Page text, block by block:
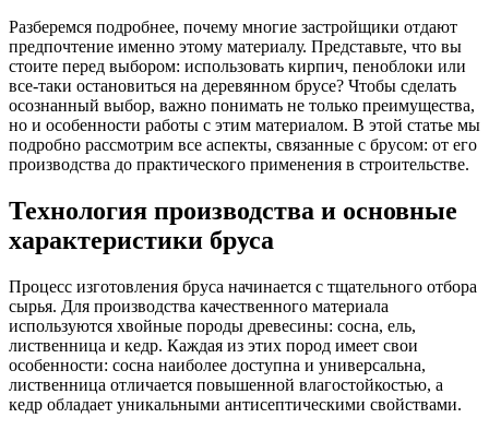
Разберемся подробнее, почему многие застройщики отдают
предпочтение именно этому материалу. Представьте, что вы
стоите перед выбором: использовать кирпич, пеноблоки или
все-таки остановиться на деревянном брусе? Чтобы сделать
осознанный выбор, важно понимать не только преимущества,
но и особенности работы с этим материалом. В этой статье мы
подробно рассмотрим все аспекты, связанные с брусом: от его
производства до практического применения в строительстве.
Технология производства и основные
характеристики бруса
Процесс изготовления бруса начинается с тщательного отбора
сырья. Для производства качественного материала
используются хвойные породы древесины: сосна, ель,
лиственница и кедр. Каждая из этих пород имеет свои
особенности: сосна наиболее доступна и универсальна,
лиственница отличается повышенной влагостойкостью, а
кедр обладает уникальными антисептическими свойствами.